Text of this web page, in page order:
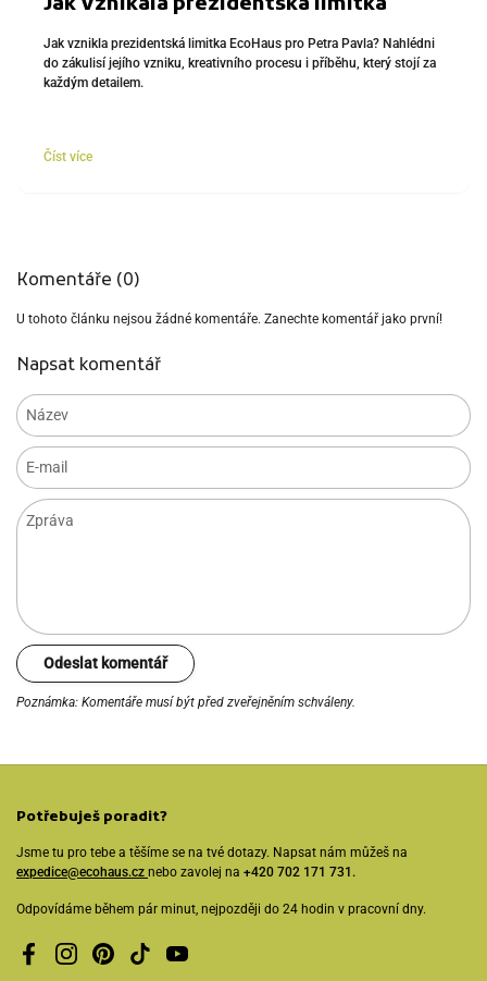
Jak vznikla prezidentská limitka EcoHaus pro Petra Pavla? Nahlédni
do zákulisí jejího vzniku, kreativního procesu i příběhu, který stojí za
každým detailem.
Číst více
Komentáře (0)
U tohoto článku nejsou žádné komentáře. Zanechte komentář jako první!
Napsat komentář
Název
E-mail
Zpráva
Odeslat komentář
Poznámka: Komentáře musí být před zveřejněním schváleny.
Potřebuješ poradit?
Jsme tu pro tebe a těšíme se na tvé dotazy. Napsat nám můžeš na
expedice@ecohaus.cz nebo zavolej na +420 702 171 731.
Odpovídáme během pár minut, nejpozději do 24 hodin v pracovní dny.
FacebookInstagramPinterestTikTokYouTube